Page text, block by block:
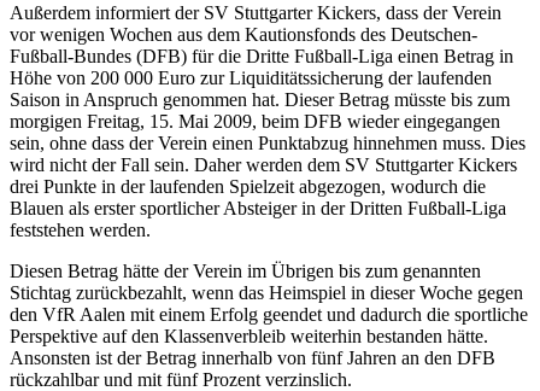
Außerdem informiert der SV Stuttgarter Kickers, dass der Verein
vor wenigen Wochen aus dem Kautionsfonds des Deutschen-
Fußball-Bundes (DFB) für die Dritte Fußball-Liga einen Betrag in
Höhe von 200 000 Euro zur Liquiditätssicherung der laufenden
Saison in Anspruch genommen hat. Dieser Betrag müsste bis zum
morgigen Freitag, 15. Mai 2009, beim DFB wieder eingegangen
sein, ohne dass der Verein einen Punktabzug hinnehmen muss. Dies
wird nicht der Fall sein. Daher werden dem SV Stuttgarter Kickers
drei Punkte in der laufenden Spielzeit abgezogen, wodurch die
Blauen als erster sportlicher Absteiger in der Dritten Fußball-Liga
feststehen werden.
Diesen Betrag hätte der Verein im Übrigen bis zum genannten
Stichtag zurückbezahlt, wenn das Heimspiel in dieser Woche gegen
den VfR Aalen mit einem Erfolg geendet und dadurch die sportliche
Perspektive auf den Klassenverbleib weiterhin bestanden hätte.
Ansonsten ist der Betrag innerhalb von fünf Jahren an den DFB
rückzahlbar und mit fünf Prozent verzinslich.